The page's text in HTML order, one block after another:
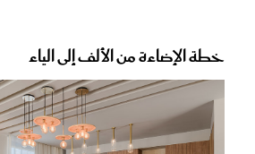
خطة الإضاءة من الألف إلى الياء